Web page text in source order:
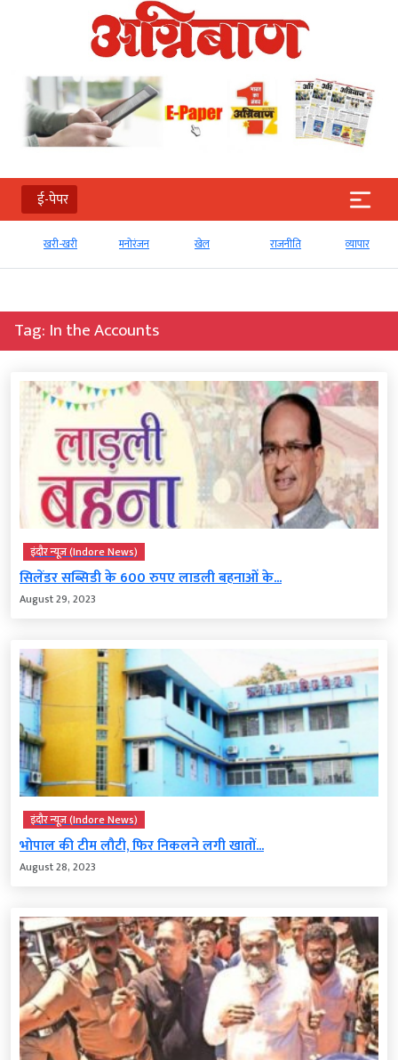
ई-पेपर
खरी-खरी मनोरंजन राजनीति व्‍यापार
Tag: In the Accounts
इंदौर न्यूज़ (Indore News)
सिलेंडर सब्सिडी के 600 रुपए लाडली बहनाओं के...
August 29, 2023
इंदौर न्यूज़ (Indore News)
भोपाल की टीम लौटी, फिर निकलने लगी खातों...
August 28, 2023